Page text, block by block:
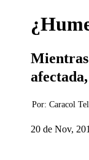
Por: Caracol
20 de Nov,